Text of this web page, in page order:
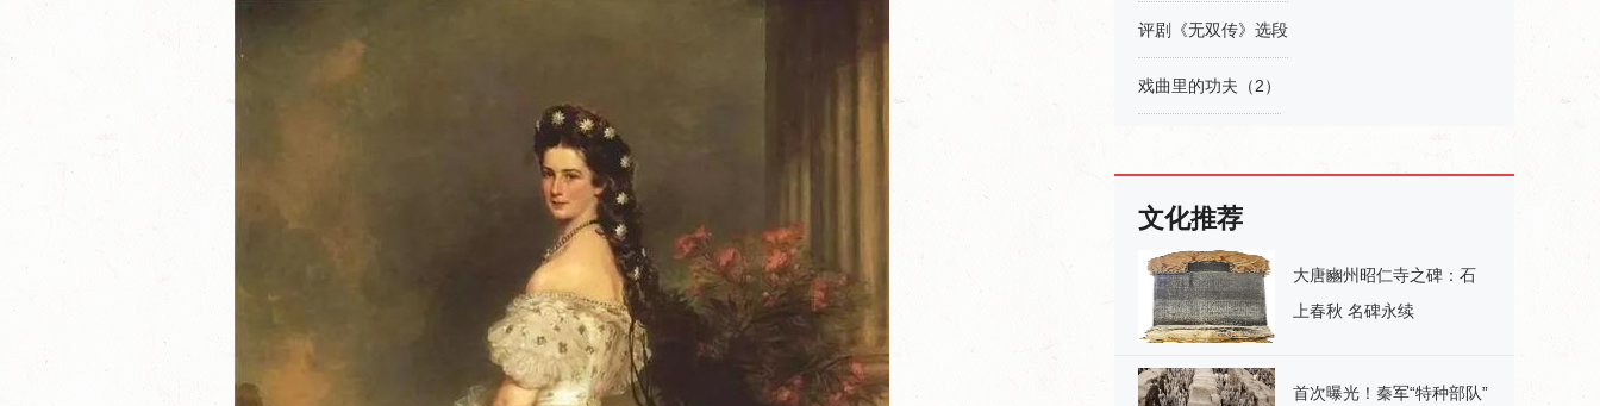
评剧《无双传》选段
戏曲里的功夫（2）
文化推荐
大唐豳州昭仁寺之碑：石
上春秋 名碑永续
首次曝光！秦军“特种部队”